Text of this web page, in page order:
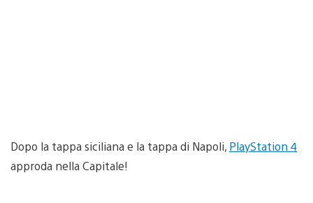
Dopo la tappa siciliana e la tappa di Napoli, PlayStation 4
approda nella Capitale!